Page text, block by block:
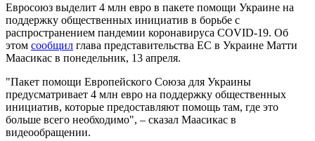
Евросоюз выделит 4 млн евро в пакете помощи Украине на
поддержку общественных инициатив в борьбе с
распространением пандемии коронавируса COVID-19. Об
этом сообщил глава представительства ЕС в Украине Матти
Маасикас в понедельник, 13 апреля.
"Пакет помощи Европейского Союза для Украины
предусматривает 4 млн евро на поддержку общественных
инициатив, которые предоставляют помощь там, где это
больше всего необходимо", – сказал Маасикас в
видеообращении.